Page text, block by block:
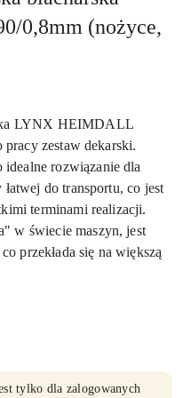
0,8mm (nożyce,
LYNX HEIMDALL
zestaw dekarski.
rozwiązanie dla
do transportu, co jest
terminami realizacji.
w świecie maszyn, jest
przekłada się na większą
tylko dla zalogowanych